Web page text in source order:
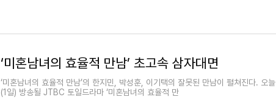
‘미혼남녀의 효율적 만남’ 초고속 삼자대면
‘미혼남녀의 효율적 만남’의 한지민, 박성훈, 이기택의 잘못된 만남이 펼쳐진다. 오늘
(1일) 방송될 JTBC 토일드라마 ‘미혼남녀의 효율적 만